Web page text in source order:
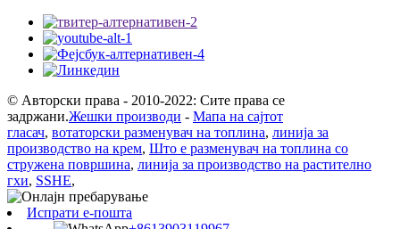
© Авторски права - 2010-2022: Сите права се
задржани.Жешки производи - Мапа на сајтот
гласач, вотаторски разменувач на топлина, линија за
производство на крем, Што е разменувач на топлина со
стружена површина, линија за производство на растително
гхи, SSHE,
Испрати е-пошта